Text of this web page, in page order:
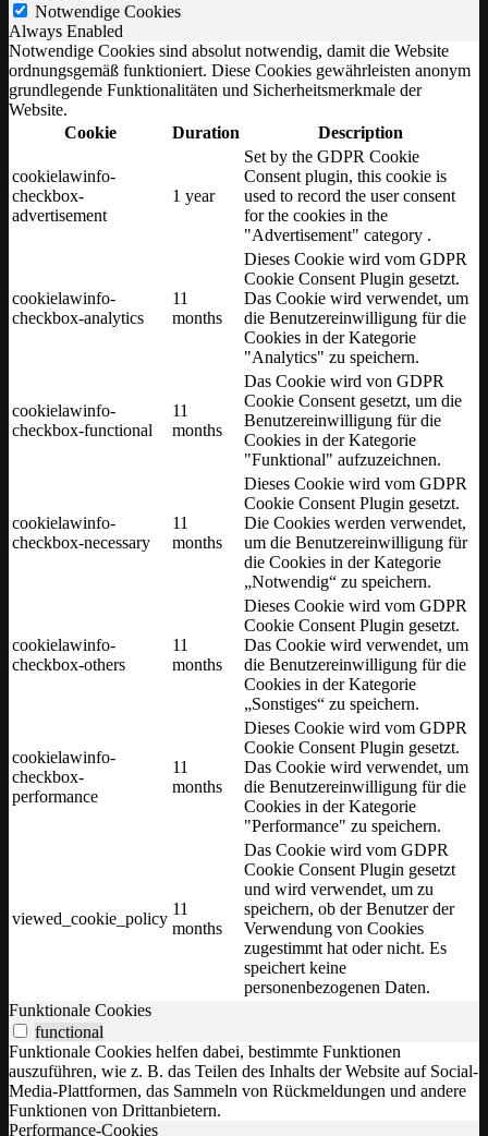
Notwendige Cookies
Always Enabled
Notwendige Cookies sind absolut notwendig, damit die Website
ordnungsgemäß funktioniert. Diese Cookies gewährleisten anonym
grundlegende Funktionalitäten und Sicherheitsmerkmale der
Website.
Cookie
Duration Description
cookielawinfo-
checkbox-
advertisement
1 year
Set by the GDPR Cookie
Consent plugin, this cookie is
used to record the user consent
for the cookies in the
"Advertisement" category .
cookielawinfo-
checkbox-analytics
11
months
Dieses Cookie wird vom GDPR
Cookie Consent Plugin gesetzt.
Das Cookie wird verwendet, um
die Benutzereinwilligung für die
Cookies in der Kategorie
"Analytics" zu speichern.
cookielawinfo-
checkbox-functional
11
months
Das Cookie wird von GDPR
Cookie Consent gesetzt, um die
Benutzereinwilligung für die
Cookies in der Kategorie
"Funktional" aufzuzeichnen.
cookielawinfo-
checkbox-necessary
11
months
Dieses Cookie wird vom GDPR
Cookie Consent Plugin gesetzt.
Die Cookies werden verwendet,
um die Benutzereinwilligung für
die Cookies in der Kategorie
„Notwendig“ zu speichern.
cookielawinfo-
checkbox-others
11
months
Dieses Cookie wird vom GDPR
Cookie Consent Plugin gesetzt.
Das Cookie wird verwendet, um
die Benutzereinwilligung für die
Cookies in der Kategorie
„Sonstiges“ zu speichern.
cookielawinfo-
checkbox-
performance
11
months
Dieses Cookie wird vom GDPR
Cookie Consent Plugin gesetzt.
Das Cookie wird verwendet, um
die Benutzereinwilligung für die
Cookies in der Kategorie
"Performance" zu speichern.
viewed_cookie_policy
11
months
Das Cookie wird vom GDPR
Cookie Consent Plugin gesetzt
und wird verwendet, um zu
speichern, ob der Benutzer der
Verwendung von Cookies
zugestimmt hat oder nicht. Es
speichert keine
personenbezogenen Daten.
Funktionale Cookies
functional
Funktionale Cookies helfen dabei, bestimmte Funktionen
auszuführen, wie z. B. das Teilen des Inhalts der Website auf Social-
Media-Plattformen, das Sammeln von Rückmeldungen und andere
Funktionen von Drittanbietern.
Performance-Cookies